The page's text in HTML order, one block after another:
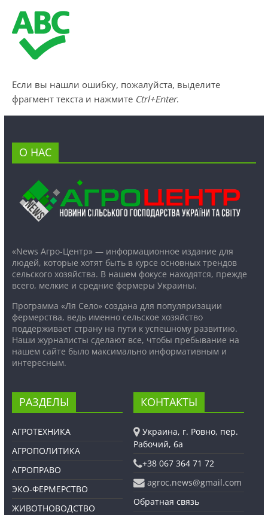
Если вы нашли ошибку, пожалуйста, выделите
фрагмент текста и нажмите Ctrl+Enter.
О НАС
«News Агро-Центр» — информационное издание для
людей, которые хотят быть в курсе основных трендов
сельского хозяйства. В нашем фокусе находятся, прежде
всего, мелкие и средние фермеры Украины.
Программа «Ля Село» создана для популяризации
фермерства, ведь именно сельское хозяйство
поддерживает страну на пути к успешному развитию.
Наши журналисты сделают все, чтобы пребывание на
нашем сайте было максимально информативным и
интересным.
РАЗДЕЛЫ
АГРОТЕХНИКА
АГРОПОЛИТИКА
АГРОПРАВО
ЭКО-ФЕРМЕРСТВО
ЖИВОТНОВОДСТВО
КОНТАКТЫ
Украина, г. Ровно, пер.
Рабочий, 6а
+38 067 364 71 72
agroc.news@gmail.com
Обратная связь